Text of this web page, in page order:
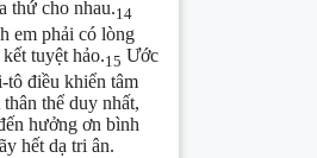
thứ cho nhau.14
em phải có lòng
tuyệt hảo.15 Ước
điều khiển tâm
thể duy nhất,
hưởng ơn bình
hết dạ tri ân.